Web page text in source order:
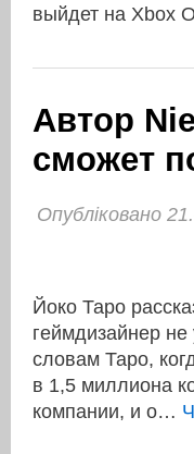
выйдет на Xbox
Автор
сможет
Опубліковано
Йоко Таро
геймдизайнер не
словам Таро,
в 1,5 миллиона
компании, и о…